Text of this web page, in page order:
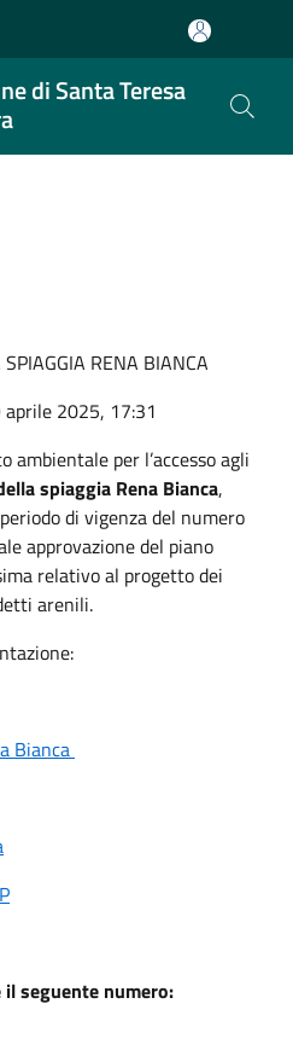
di Santa Teresa
RENA BIANCA
aprile 2025, 17:31
ambientale per l’accesso agli
spiaggia Rena Bianca,
di vigenza del numero
approvazione del piano
relativo al progetto dei
arenili.
Bianca
seguente numero: